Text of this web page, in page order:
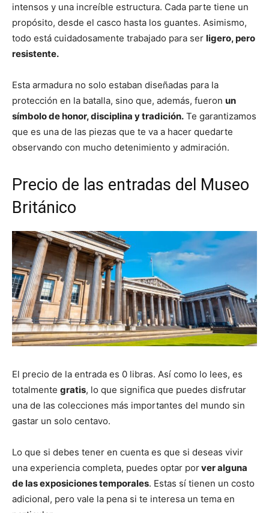
intensos y una increíble estructura. Cada parte tiene un
propósito, desde el casco hasta los guantes. Asimismo,
todo está cuidadosamente trabajado para ser ligero, pero
resistente.
Esta armadura no solo estaban diseñadas para la
protección en la batalla, sino que, además, fueron un
símbolo de honor, disciplina y tradición. Te garantizamos
que es una de las piezas que te va a hacer quedarte
observando con mucho detenimiento y admiración.
Precio de las entradas del Museo
Británico
El precio de la entrada es 0 libras. Así como lo lees, es
totalmente gratis, lo que significa que puedes disfrutar
una de las colecciones más importantes del mundo sin
gastar un solo centavo.
Lo que si debes tener en cuenta es que si deseas vivir
una experiencia completa, puedes optar porver alguna
de las exposiciones temporales. Estas sí tienen un costo
adicional, pero vale la pena si te interesa un tema en